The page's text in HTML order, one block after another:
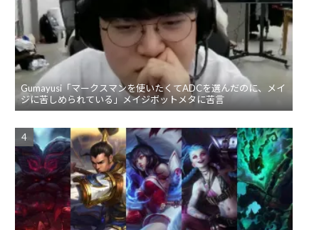
Gumayusi「マークスマンを使いたくてADCを選んだのに、メイ
ジに苦しめられている」メイジボットメタに苦言